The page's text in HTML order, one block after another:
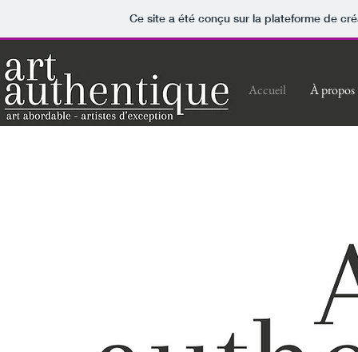
Ce site a été conçu sur la plateforme de
Accueil À propos